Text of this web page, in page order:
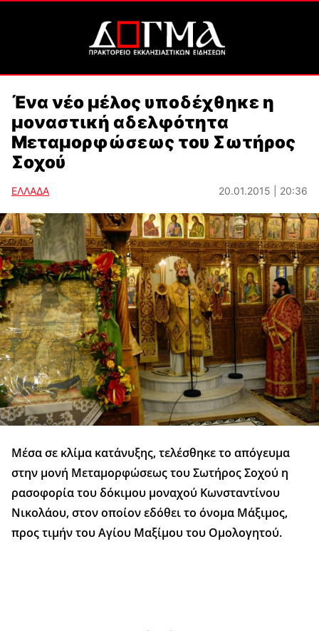
Ένα νέο μέλος υποδέχθηκε η
μοναστική αδελφότητα
Μεταμορφώσεως του Σωτήρος
Σοχού
ΕΛΛΑΔΑ 20.01.2015 | 20:36
Μέσα σε κλίμα κατάνυξης, τελέσθηκε το απόγευμα
στην μονή Μεταμορφώσεως του Σωτήρος Σοχού η
ρασοφορία του δόκιμου μοναχού Κωνσταντίνου
Νικολάου, στον οποίον εδόθει το όνομα Μάξιμος,
προς τιμήν του Αγίου Μαξίμου του Ομολογητού.